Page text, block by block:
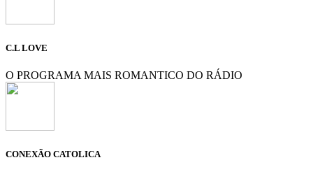
C.L LOVE
O PROGRAMA MAIS ROMANTICO DO RÁDIO
CONEXÃO CATOLICA